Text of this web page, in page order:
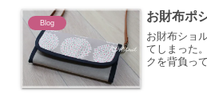
す。デザイ
Blog お財布ポ
お財布ショ
てしまった
クを背負っ